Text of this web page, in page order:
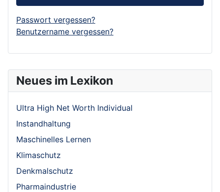
Neues im Lexikon
Ultra High Net Worth Individual
Instandhaltung
Maschinelles Lernen
Klimaschutz
Denkmalschutz
Pharmaindustrie
Passwort vergessen?
Benutzername vergessen?